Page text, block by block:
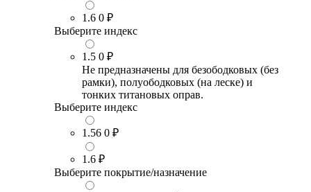
1.6 0 ₽
Выберите индекс
1.5 0 ₽
Не предназначены для безободковых (без
рамки), полуободковых (на леске) и
тонких титановых оправ.
Выберите индекс
1.56 0 ₽
1.6 ₽
Выберите покрытие/назначение